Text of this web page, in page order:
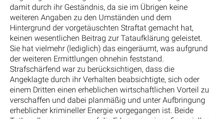
damit durch ihr Geständnis, da sie im Übrigen keine
weiteren Angaben zu den Umständen und dem
Hintergrund der vorgetäuschten Straftat gemacht hat,
keinen wesentlichen Beitrag zur Tataufklärung geleistet.
Sie hat vielmehr (lediglich) das eingeräumt, was aufgrund
der weiteren Ermittlungen ohnehin feststand.
Strafschärfend war zu berücksichtigen, dass die
Angeklagte durch ihr Verhalten beabsichtigte, sich oder
einem Dritten einen erheblichen wirtschaftlichen Vorteil zu
verschaffen und dabei planmäßig und unter Aufbringung
erheblicher krimineller Energie vorgegangen ist. Beide